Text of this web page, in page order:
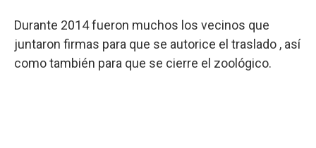
Durante 2014 fueron muchos los vecinos que
juntaron firmas para que se autorice el traslado , así
como también para que se cierre el zoológico.